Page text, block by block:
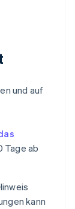
und auf
Tage ab
kann